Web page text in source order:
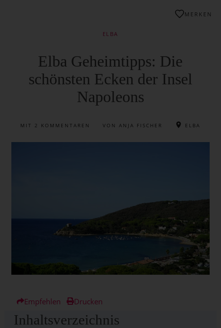
ELBA
Elba Geheimtipps: Die
schönsten Ecken der Insel
Napoleons
MIT 2 KOMMENTAREN VON ANJA FISCHER ELBA
MERKEN
Empfehlen Drucken
Inhaltsverzeichnis